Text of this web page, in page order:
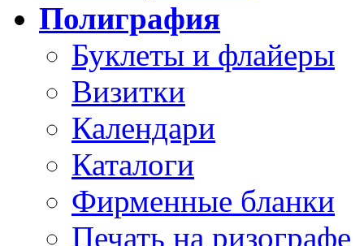
Полиграфия
Буклеты и флайеры
Визитки
Календари
Каталоги
Фирменные бланки
Печать на ризографе